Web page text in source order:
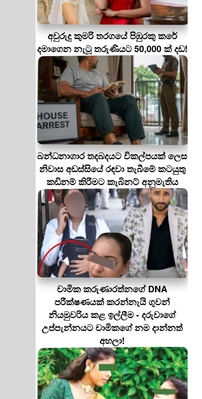
අවුරුදු කුමරි තරගයේ පිඹුරකු කරේ
දමාගෙන නැටූ තරුණියට 50,000 ක් දඩ!
බන්ධනාගාර තදබදයට විකල්පයක් ලෙස
නිවාස අඩස්සියේ රඳවා තැබීමේ කටයුතු
කඩිනම් කිරීමට කැබිනට් අනුමැතිය
චාමික කරුණාරත්නගේ DNA
පරීක්ෂණයක් කරන්නැයි ගුවන්
නියමුවරිය කළ ඉල්ලීම - දරුවාගේ
උප්පැන්නයට චාමිකගේ නම දාන්නත්
අහලා!